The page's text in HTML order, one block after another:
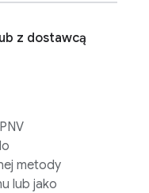
z dostawcą
metody
lub jako